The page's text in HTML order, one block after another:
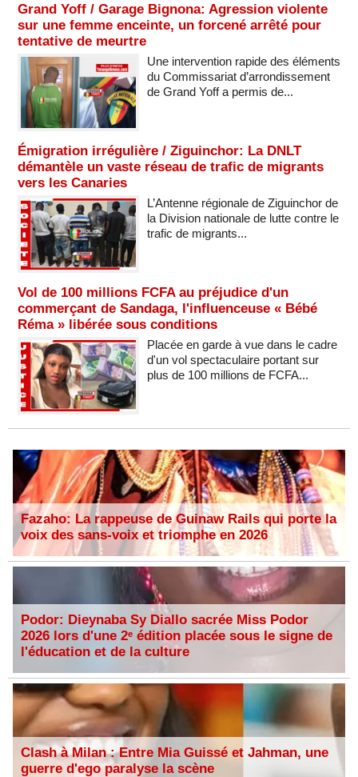
Grand Yoff / Garage Bignona: Agression violente
sur une femme enceinte, un forcené arrêté pour
tentative de meurtre
Une intervention rapide des éléments
du Commissariat d’arrondissement
de Grand Yoff a permis de...
Émigration irrégulière / Ziguinchor: La DNLT
démantèle un vaste réseau de trafic de migrants
vers les Canaries
L’Antenne régionale de Ziguinchor de
la Division nationale de lutte contre le
trafic de migrants...
Vol de 100 millions FCFA au préjudice d'un
commerçant de Sandaga, l'influenceuse « Bébé
Réma » libérée sous conditions
Placée en garde à vue dans le cadre
d'un vol spectaculaire portant sur
plus de 100 millions de FCFA...
Fazaho: La rappeuse de Guinaw Rails qui porte la
voix des sans-voix et triomphe en 2026
Podor: Dieynaba Sy Diallo sacrée Miss Podor
2026 lors d'une 2ᵉ édition placée sous le signe de
l'éducation et de la culture
Clash à Milan : Entre Mia Guissé et Jahman, une
guerre d'ego paralyse la scène